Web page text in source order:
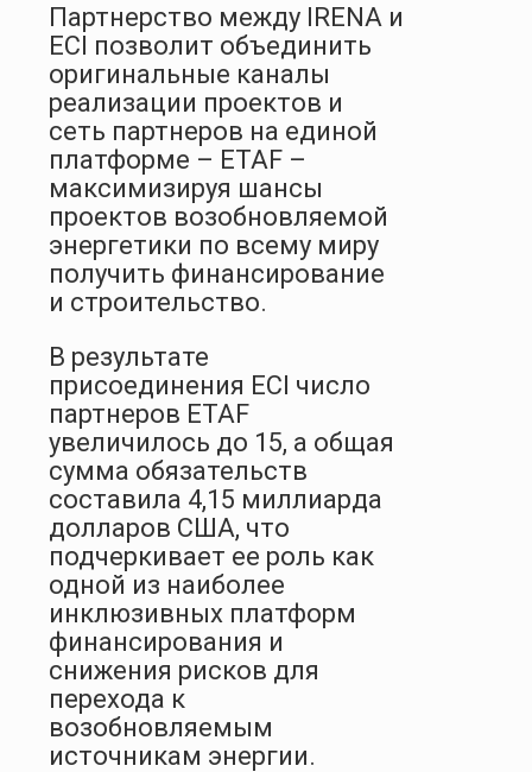
Партнерство между IRENA и
ECI позволит объединить
оригинальные каналы
реализации проектов и
сеть партнеров на единой
платформе – ETAF –
максимизируя шансы
проектов возобновляемой
энергетики по всему миру
получить финансирование
и строительство.
В результате
присоединения ECI число
партнеров ETAF
увеличилось до 15, а общая
сумма обязательств
составила 4,15 миллиарда
долларов США, что
подчеркивает ее роль как
одной из наиболее
инклюзивных платформ
финансирования и
снижения рисков для
перехода к
возобновляемым
источникам энергии.